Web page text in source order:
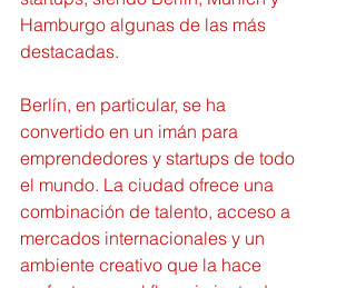
Hamburgo algunas de las más
destacadas.
Berlín, en particular, se ha
convertido en un imán para
emprendedores y startups de todo
el mundo. La ciudad ofrece una
combinación de talento, acceso a
mercados internacionales y un
ambiente creativo que la hace